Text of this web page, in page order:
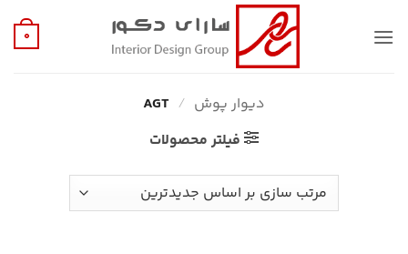
0
دیوار پوش /
فیلتر محصولات